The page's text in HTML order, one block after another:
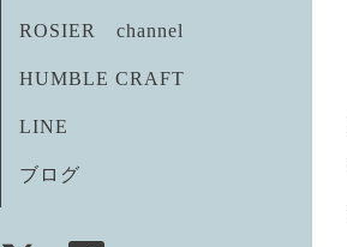
ROSIER channel
HUMBLE CRAFT
LINE
ブログ